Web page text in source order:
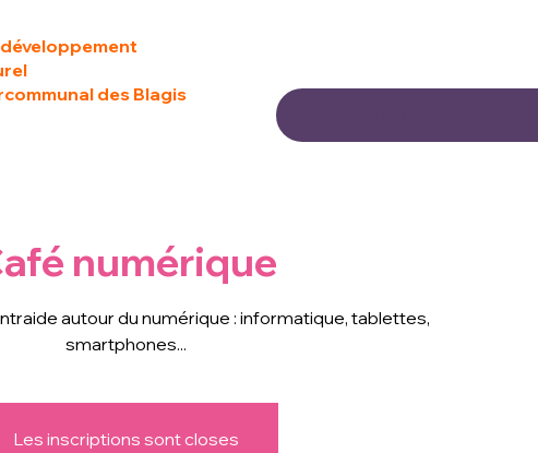
des Blagis
numérique
autour du numérique : informatique, tablettes,
smartphones...
Les inscriptions sont closes